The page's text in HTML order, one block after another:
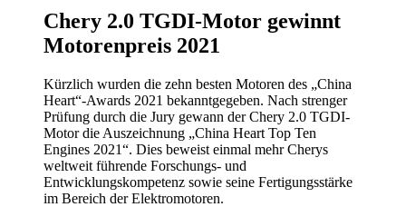
Chery 2.0 TGDI-Motor gewinnt
Motorenpreis 2021
Kürzlich wurden die zehn besten Motoren des „China
Heart“-Awards 2021 bekanntgegeben. Nach strenger
Prüfung durch die Jury gewann der Chery 2.0 TGDI-
Motor die Auszeichnung „China Heart Top Ten
Engines 2021“. Dies beweist einmal mehr Cherys
weltweit führende Forschungs- und
Entwicklungskompetenz sowie seine Fertigungsstärke
im Bereich der Elektromotoren.